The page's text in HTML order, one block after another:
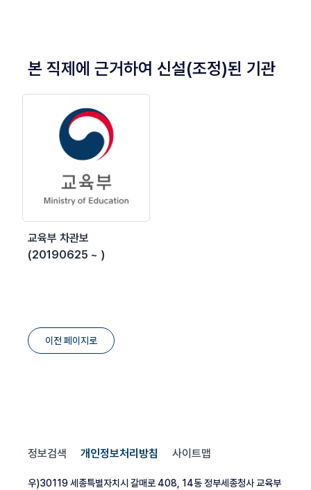
본 직제에 근거하여 신설(조정)된 기관
교육부 차관보
(20190625 ~ )
이전 페이지로
정보검색 개인정보처리방침 사이트맵
우)30119 세종특별자치시 갈매로 408, 14동 정부세종청사 교육부